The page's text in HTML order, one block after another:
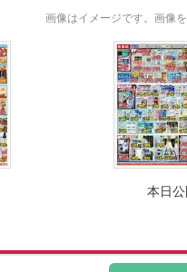
画像はイメージです。 画像
本日